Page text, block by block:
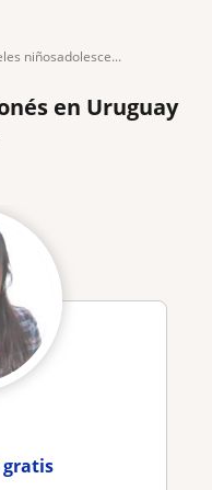
niñosadolesce...
en Uruguay
gratis